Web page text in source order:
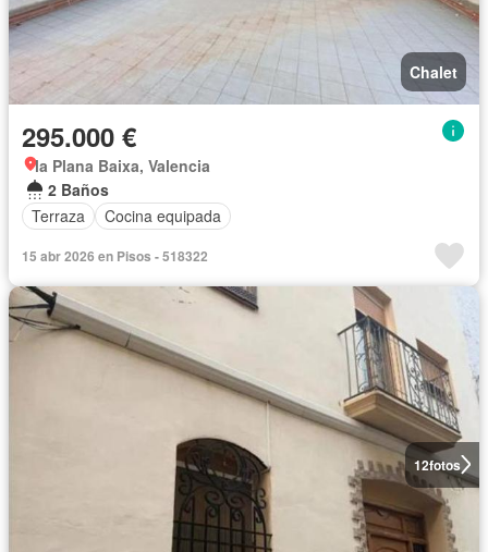
Chalet
295.000 €
la Plana Baixa, Valencia
2 Baños
Terraza
Cocina equipada
15 abr 2026 en Pisos - 518322
12fotos